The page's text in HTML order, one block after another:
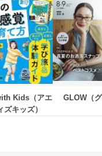
マネジメントシステム
談及び苦情については
Kids（アエ
ズキッズ）
GLOW（グ